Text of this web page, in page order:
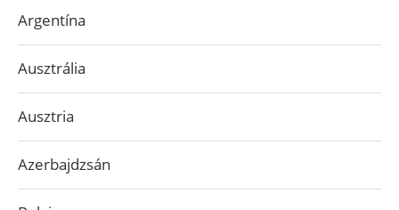
Argentína
Ausztrália
Ausztria
Azerbajdzsán